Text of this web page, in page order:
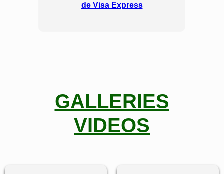
de Visa Express
GALLERIES
VIDEOS